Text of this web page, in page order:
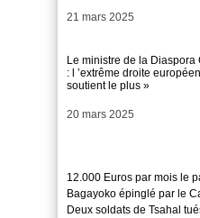
Date
21 mars 2025
Le ministre de la
: l ’extrême droite
soutient le plus »
Date
20 mars 2025
12.000 Euros par mois le
Bagayoko épinglé par le
Deux soldats de Tsahal